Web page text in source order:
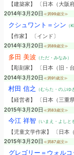
【建築家】 〔日本（大阪府
2014年3月20日 ≪満99歳没≫
クシュワント＝シン （
【作家】 〔インド〕
2014年3月20日 ≪満89歳没≫
多田 美波 （ただ・みなみ）
【彫刻家】 〔日本（旧・
2014年3月20日 ≪満91歳没≫
村田 信之 （むらた・のぶゆ
【経営者】 〔日本（三重
2015年3月20日 ≪満83歳没≫
今江 祥智（いまえ・よしと
【児童文学作家】 〔日本
2015年3月20日 ≪満87歳没≫
グレゴリー＝ウォルコ